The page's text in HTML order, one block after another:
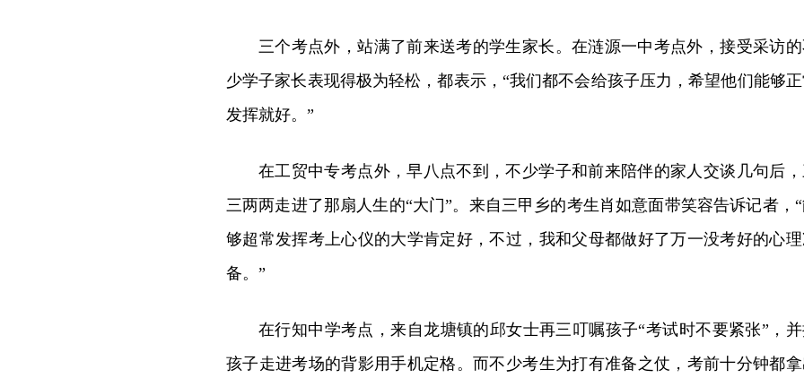
三个考点外，站满了前来送考的学生家长。在涟源一中考点外，接受采访
少学子家长表现得极为轻松，都表示，“我们都不会给孩子压力，希望他们能够正
发挥就好。”
在工贸中专考点外，早八点不到，不少学子和前来陪伴的家人交谈几句后
三两两走进了那扇人生的“大门”。来自三甲乡的考生肖如意面带笑容告诉记者，
够超常发挥考上心仪的大学肯定好，不过，我和父母都做好了万一没考好的心
备。”
在行知中学考点，来自龙塘镇的邱女士再三叮嘱孩子“考试时不要紧张”，
孩子走进考场的背影用手机定格。而不少考生为打有准备之仗，考前十分钟都拿